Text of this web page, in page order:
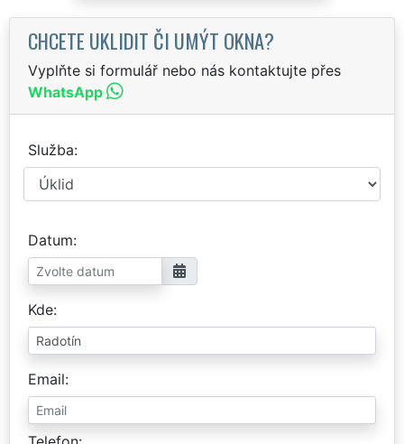
CHCETE UKLIDIT ČI UMÝT OKNA?
Vyplňte si formulář nebo nás kontaktujte přes
WhatsApp
Služba
Datum
Kde
Email